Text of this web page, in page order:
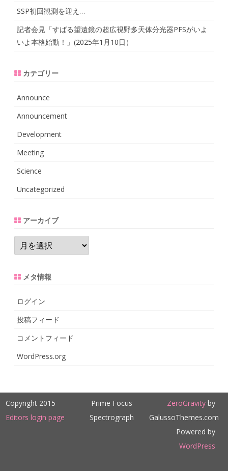
SSP初回観測を迎え…
記者会見「すばる望遠鏡の超広視野多天体分光器PFSがいよ
いよ本格始動！」(2025年1月10日）
カテゴリー
Announce
Announcement
Development
Meeting
Science
Uncategorized
アーカイブ
ア
ー
カ
ブ メタ情報
ログイン
投稿フィード
コメントフィード
WordPress.org
Copyright 2015
Editors login page
Prime Focus
Spectrograph
ZeroGravityby
GalussoThemes.com
Powered by
WordPress